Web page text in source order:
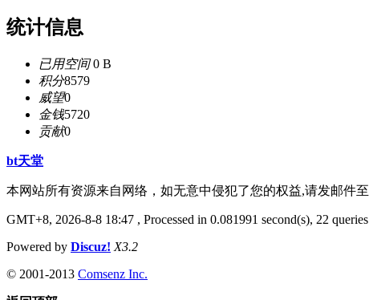
统计信息
已用空间0 B
积分8579
威望0
金钱5720
贡献0
bt天堂
本网站所有资源来自网络，如无意中侵犯了您的权益,请发邮件至
GMT+8, 2026-8-8 18:47 , Processed in 0.081991 second(s), 22
Powered by Discuz! X3.2
© 2001-2013 Comsenz Inc.